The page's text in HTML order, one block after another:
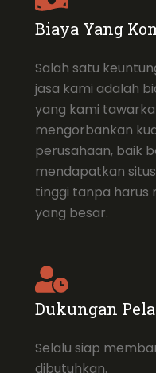
Biaya Yang
Salah satu
jasa kami adalah
yang kami
mengorbankan
perusahaan, baik
mendapatkan
tinggi tanpa harus
yang besar.
Dukungan
Selalu siap
dibutuhkan.